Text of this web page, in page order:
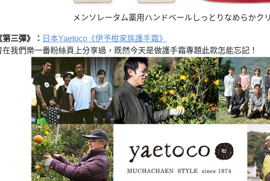
メンソレータム薬用ハンドベールしっとりなめらかク
三彈》 ： 日本Yaetoco 《伊予柑家族護手霜》
我們樂一番粉絲頁上分享過，既然今天是做護手霜專題此款怎能忘記！